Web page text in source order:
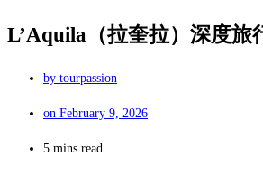
L’Aquila（拉奎拉）深度旅
by tourpassion
on February 9, 2026
5 mins read